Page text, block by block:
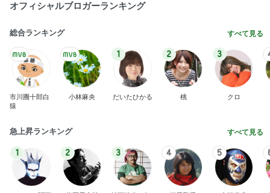
オフィシャルブロガーランキング
総合ランキング すべて見る
市川團十郎白
猿
小林麻央
1
だいたひかる
2
桃
3
クロ
急上昇ランキング すべて見る
1 2 3 4 5